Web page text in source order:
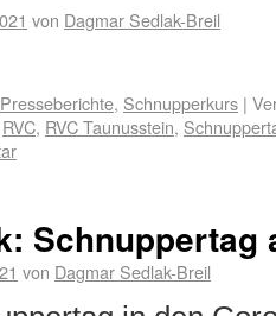
von Dagmar Sedlak-Breil
Presseberichte, Schnupperkurs |
RVC, RVC Taunusstein,
Schnuppertag
von Dagmar Sedlak-Breil